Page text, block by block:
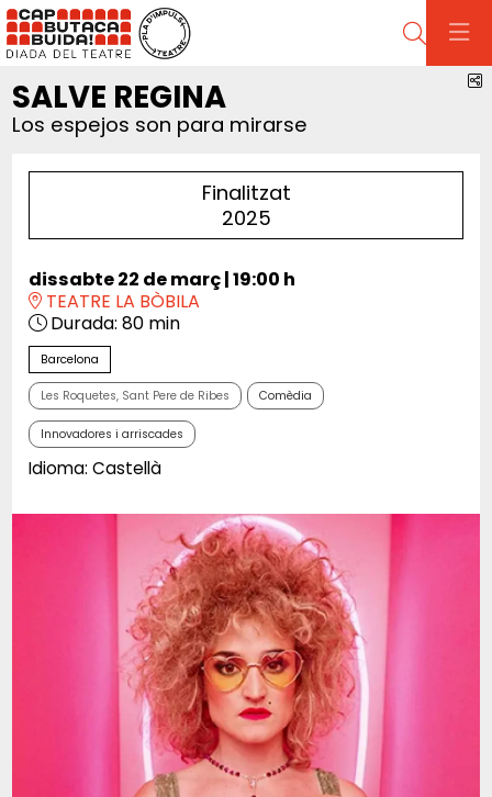
Cerca
SALVE REGINA
Los espejos son para mirarse
Finalitzat
2025
dissabte 22 de març|19:00 h
TEATRE LA BÒBILA
Durada: 80 min
Barcelona
Les Roquetes, Sant Pere de Ribes Comèdia
Innovadores i arriscades
Idioma: Castellà